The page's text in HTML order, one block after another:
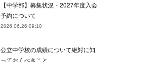
【中学部】募集状況・2027年度入会
予約について
2026.06.26 09:10
公立中学校の成績について絶対に知
っておくべきこと